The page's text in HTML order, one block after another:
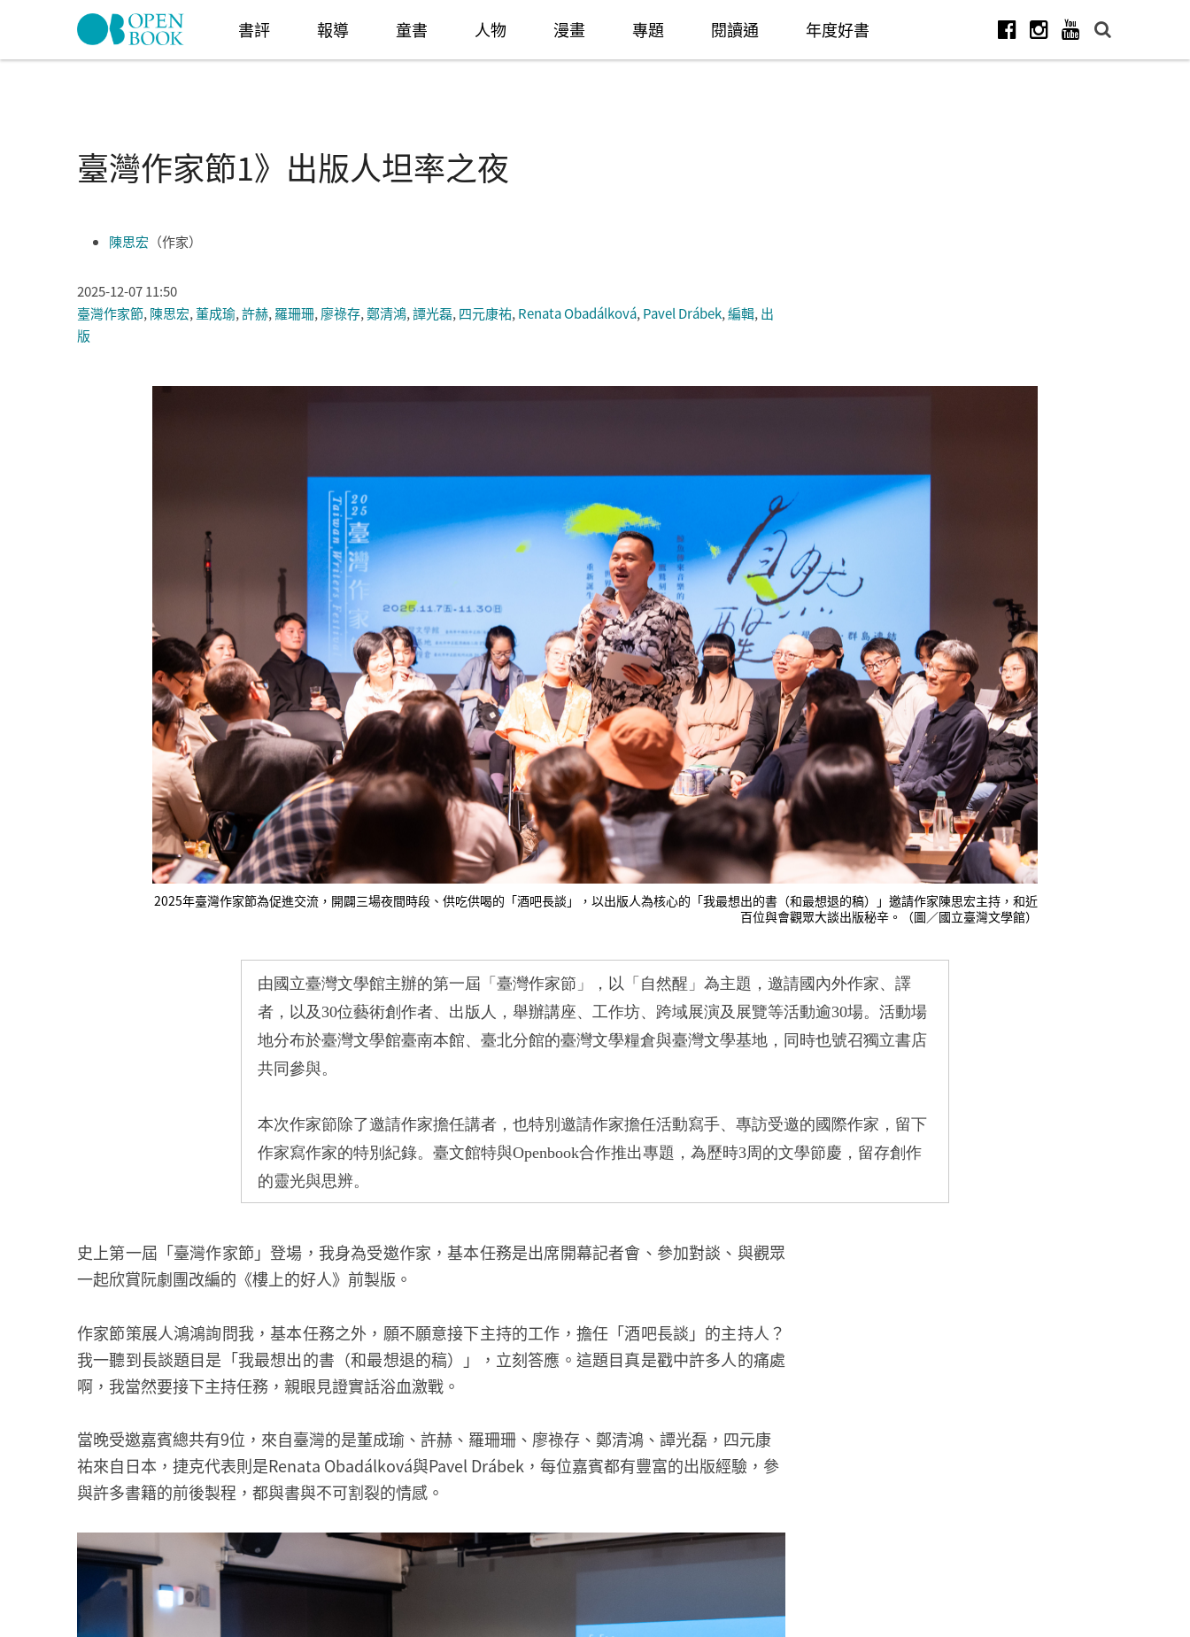
Skip to navigation
書評 報導 童書 人物 漫畫 專題 閱讀通 年度好書
臺灣作家節1》出版人坦率之夜
陳思宏 （作家）
2025-12-07 11:50
臺灣作家節, 陳思宏,董成瑜,許赫, 羅珊珊, 廖祿存,鄭清鴻,譚光磊, 四元康祐, Renata Obadálková, Pavel Drábek,編輯, 出
版
2025年臺灣作家節為促進交流，開闢三場夜間時段、供吃供喝的「酒吧長談」，以出版人為核心的「我最想出的書（和最想退的稿）」邀請作家陳思宏主持，和近
百位與會觀眾大談出版秘辛。（圖／國立臺灣文學館）
由國立臺灣文學館主辦的第一屆「臺灣作家節」，以「自然醒」為主題，邀請國內外作家、譯
者，以及30位藝術創作者、出版人，舉辦講座、工作坊、跨域展演及展覽等活動逾30場。活動場
地分布於臺灣文學館臺南本館、臺北分館的臺灣文學糧倉與臺灣文學基地，同時也號召獨立書店
共同參與。
本次作家節除了邀請作家擔任講者，也特別邀請作家擔任活動寫手、專訪受邀的國際作家，留下
作家寫作家的特別紀錄。 臺文館特與Openbook合作推出專題，為歷時3周的文學節慶，留存創作
的靈光與思辨。
史上第一屆「臺灣作家節」登場，我身為受邀作家，基本任務是出席開幕記者會、參加對談、與觀眾
一起欣賞阮劇團改編的《樓上的好人》前製版。
作家節策展人鴻鴻詢問我，基本任務之外，願不願意接下主持的工作，擔任「酒吧長談」的主持人？
我一聽到長談題目是「我最想出的書（和最想退的稿）」，立刻答應。這題目真是戳中許多人的痛處
啊，我當然要接下主持任務，親眼見證實話浴血激戰。
當晚受邀嘉賓總共有9位，來自臺灣的是董成瑜、許赫、羅珊珊、廖祿存、鄭清鴻、譚光磊，四元康
祐來自日本，捷克代表則是Renata Obadálková與Pavel Drábek，每位嘉賓都有豐富的出版經驗，參
與許多書籍的前後製程，都與書與不可割裂的情感。